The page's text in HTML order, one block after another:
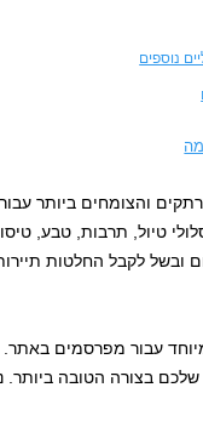
נוספים
והצומחים ביותר
טיול, תרבות, טבע,
ובשל לקבל החלטות
עבור מפרסמים
שלכם בצורה הטובה